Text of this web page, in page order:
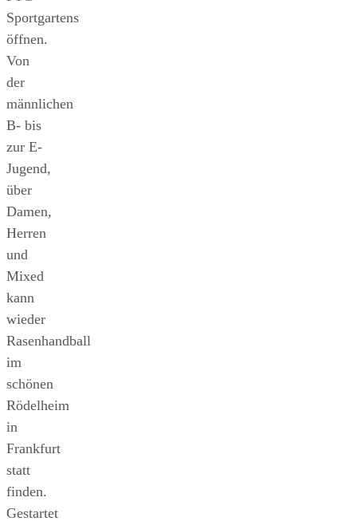
Sportgartens
öffnen.
Von
der
männlichen
B- bis
zur E-
Jugend,
über
Damen,
Herren
und
Mixed
kann
wieder
Rasenhandball
im
schönen
Rödelheim
in
Frankfurt
statt
finden.
Gestartet